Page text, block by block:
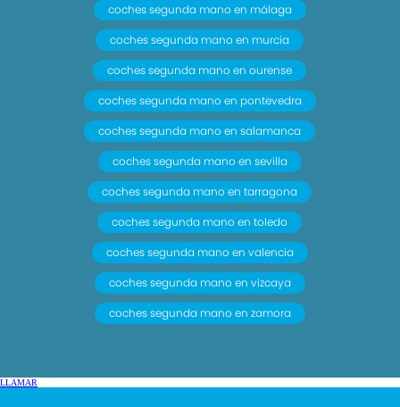
- Sistema de servofreno de emergencia
- Indicador de baja presion de los neumáticos
con visualización de presión y sensor Montado
en la llanta
- Preparación Isofix
- Tarjeta / llave inteligente con entrada sin llave
y arranque sin llave
- Sistema activacion por voz Alexa
- Freno mano electrónico
- Control de frenada en curva
- Sensor de adelantamiento incluye pantalla y
activo sin intermitente
- Filtro de partículas
NISSAN QASHQAI 1.3 DIG-T MHEV N-CONNECTA 140
coches segunda mano en málaga
coches segunda mano en murcia
coches segunda mano en ourense
coches segunda mano en pontevedra
coches segunda mano en salamanca
coches segunda mano en sevilla
coches segunda mano en tarragona
coches segunda mano en toledo
coches segunda mano en valencia
coches segunda mano en vizcaya
coches segunda mano en zamora
LLAMAR